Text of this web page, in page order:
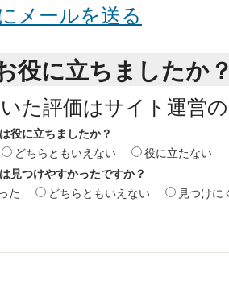
メールを送る
役に立ちましたか
た評価はサイト運営
役に立ちましたか？
どちらともいえない
役に立たない
見つけやすかったですか？
た どちらともいえない 見つけに